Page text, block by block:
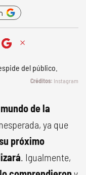
Instagram
de la
ya que
próximo
. Igualmente,